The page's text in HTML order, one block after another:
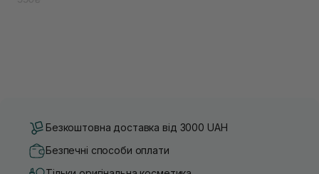
Безкоштовна доставка від 3000 UAH
Безпечні способи оплати